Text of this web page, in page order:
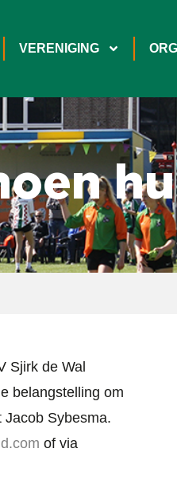
VERENIGING
Sjirk de Wal
belangstelling om
Jacob Sybesma.
of via